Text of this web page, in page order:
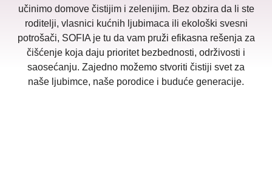
učinimo domove čistijim i zelenijim. Bez obzira da li ste
roditelji, vlasnici kućnih ljubimaca ili ekološki svesni
potrošači, SOFIA je tu da vam pruži efikasna rešenja za
čišćenje koja daju prioritet bezbednosti, održivosti i
saosećanju. Zajedno možemo stvoriti čistiji svet za
naše ljubimce, naše porodice i buduće generacije.